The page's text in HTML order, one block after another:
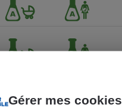
Gérer mes cookies